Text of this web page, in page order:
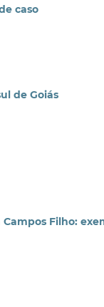
caso
de Goiás
Filho: